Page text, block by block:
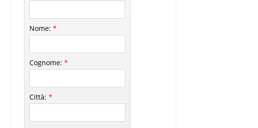
Nome: *
Cognome: *
Città: *